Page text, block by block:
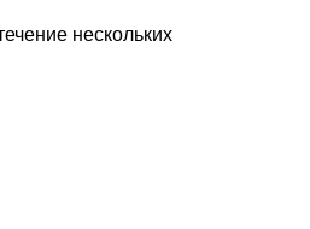
нескольких